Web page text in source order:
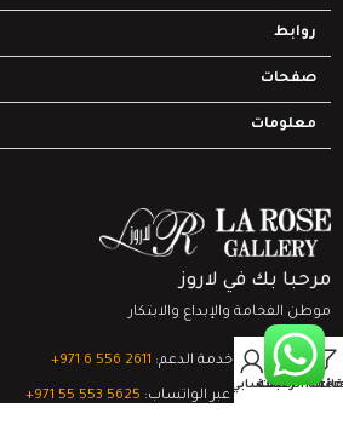
روابط
صفحات
معلومات
مرحبا بك في لاروز
موطن الفخامة والإبداع والابتكار
تواصل مع خدمة الدعم: ‎+971 6 556 2611
الدعم الفني عبر الواتساب: ‎+971 55 553 5625
قائمة الرغبات
0
السلةحسابي